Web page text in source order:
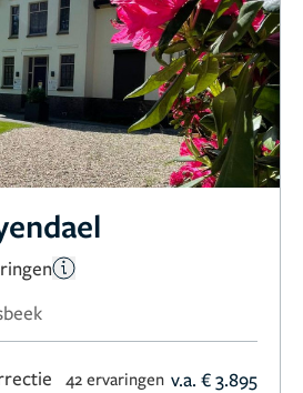
42 ervaringen v.a. € 3.895